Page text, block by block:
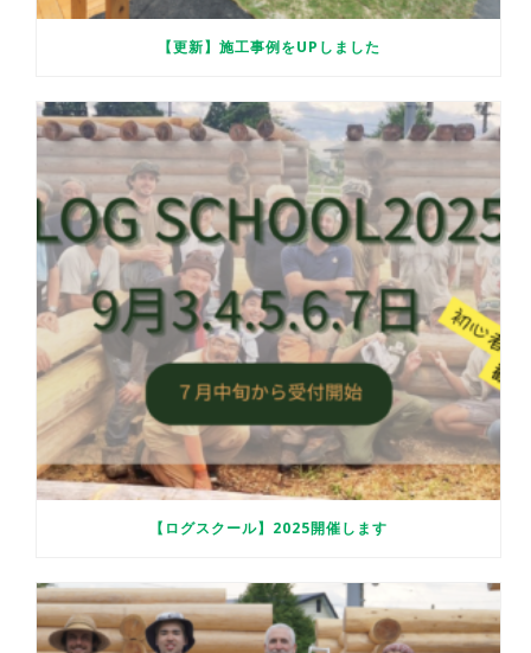
【更新】施工事例をUPしました
【ログスクール】2025開催します